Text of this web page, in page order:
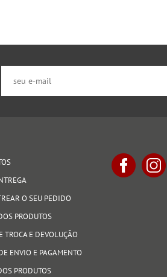
O SEU PEDIDO
PRODUTOS
TROCA E DEVOLUÇÃO
ENVIO E PAGAMENTO
PRODUTOS